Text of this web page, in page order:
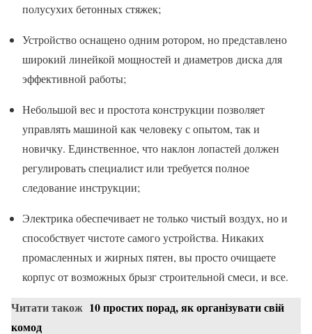
полусухих бетонных стяжек;
Устройство оснащено одним ротором, но представлено
широкий линейкой мощностей и диаметров диска для
эффективной работы;
Небольшой вес и простота конструкции позволяет
управлять машиной как человеку с опытом, так и
новичку. Единственное, что наклон лопастей должен
регулировать специалист или требуется полное
следование инструкции;
Электрика обеспечивает не только чистый воздух, но и
способствует чистоте самого устройства. Никаких
промасленных и жирных пятен, вы просто очищаете
корпус от возможных брызг строительной смеси, и все.
Читати також 10 простих порад, як організувати свій
комод